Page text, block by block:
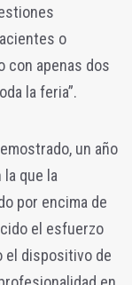
o
con apenas dos
la feria”.
un año
que la
por encima de
el esfuerzo
el dispositivo de